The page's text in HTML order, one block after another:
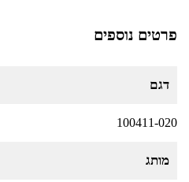
פרטים נוספים
דגם
100411-020
מותג